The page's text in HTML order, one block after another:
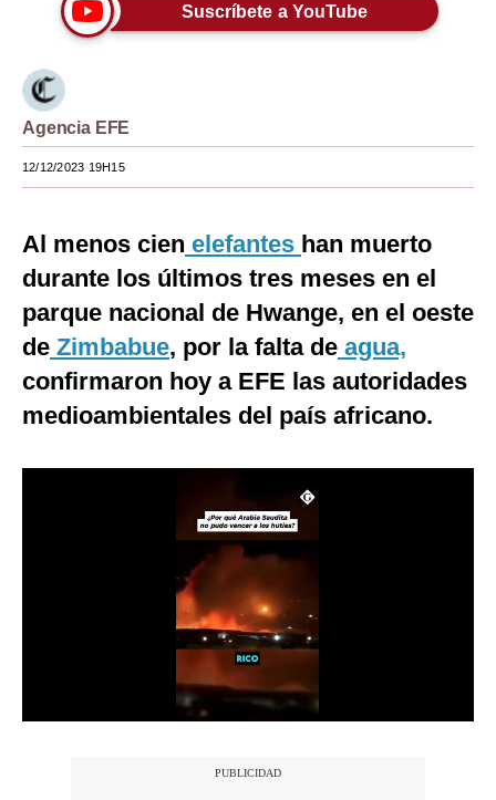
Viajes
Estilos
Mundo
EEUU
España
Internacional
Tecnología
Club del Suscriptor
Suscríbete a YouTube
Agencia EFE
12/12/2023 19H15
Al menos cien elefantes han muerto
durante los últimos tres meses en el
parque nacional de Hwange, en el oeste
de Zimbabue, por la falta de agua,
confirmaron hoy a EFE las autoridades
medioambientales del país africano.